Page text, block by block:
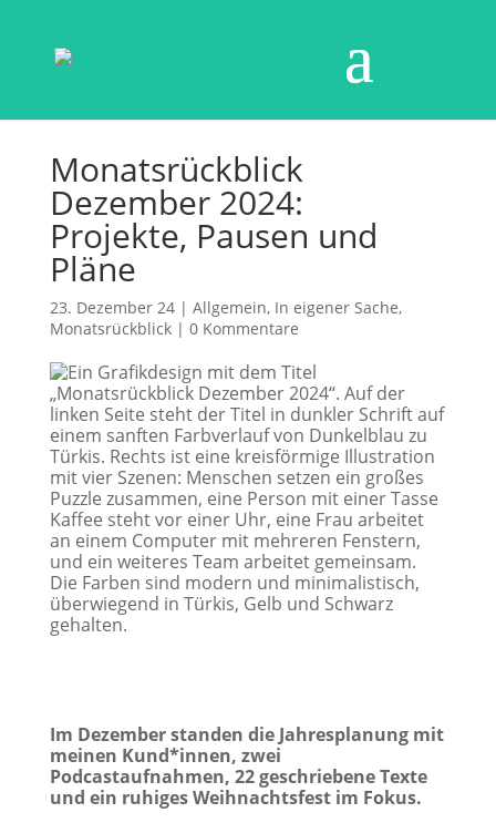
Monatsrückblick
Dezember 2024:
Projekte, Pausen und
Pläne
23. Dezember 24| Allgemein, In eigener Sache,
Monatsrückblick| 0 Kommentare
Im Dezember standen die Jahresplanung mit
meinen Kund*innen, zwei
Podcastaufnahmen, 22 geschriebene Texte
und ein ruhiges Weihnachtsfest im Fokus.